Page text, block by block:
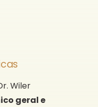
Wiler
geral e